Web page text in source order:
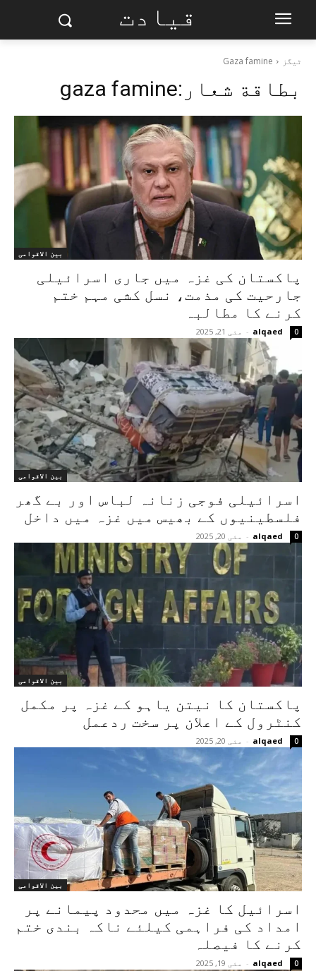
قیادت
ٹیگز Gaza famine
بطاقة شعار:gaza famine
بین الاقوامی
پاکستان کی غزہ میں جاری اسرائیلی
جارحیت کی مذمت، نسل کشی مہم ختم
کرنے کا مطالبہ
alqaed
- مئی 21, 2025 0
بین الاقوامی
اسرائیلی فوجی زنانہ لباس اور بے گھر
فلسطینیوں کے بھیس میں غزہ میں داخل
alqaed
- مئی 20, 2025 0
بین الاقوامی
پاکستان کا نیتن یاہو کے غزہ پر مکمل
کنٹرول کے اعلان پر سخت ردعمل
alqaed
- مئی 20, 2025 0
بین الاقوامی
اسرائیل کا غزہ میں محدود پیمانے پر
امداد کی فراہمی کیلئے ناکہ بندی ختم
کرنے کا فیصلہ
alqaed
- مئی 19, 2025 0